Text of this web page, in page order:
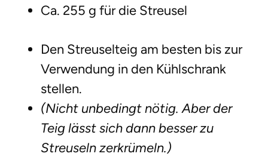
Ca. 255 g für die Streusel
Den Streuselteig am besten bis zur
Verwendung in den Kühlschrank
stellen.
(Nicht unbedingt nötig. Aber der
Teig lässt sich dann besser zu
Streuseln zerkrümeln.)